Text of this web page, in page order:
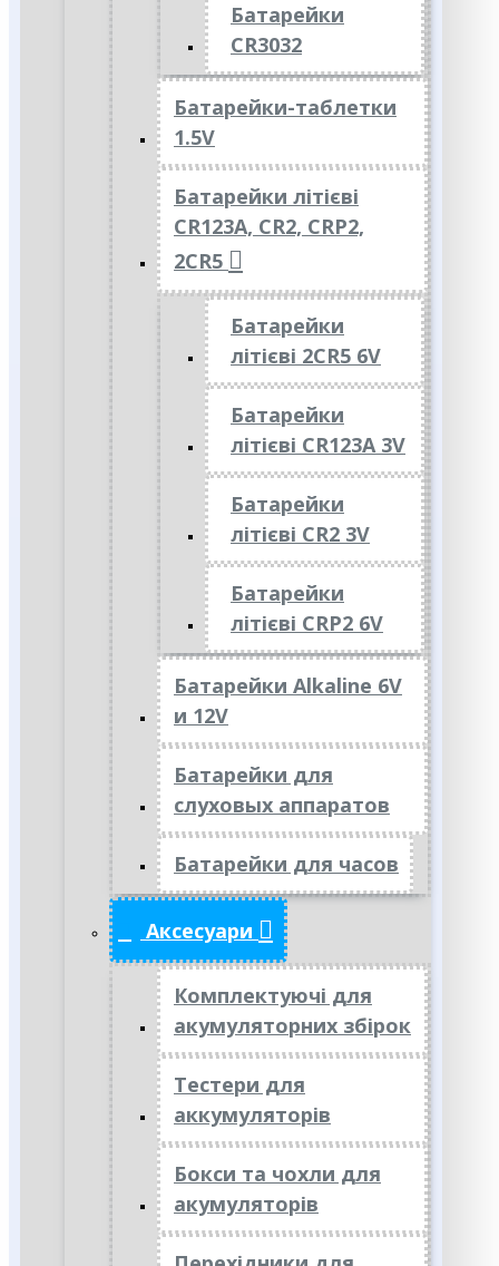
Батарейки
CR3032
Батарейки-таблетки
1.5V
Батарейки літієві
CR123A, CR2, CRP2,
2CR5
Батарейки
літієві 2CR5 6V
Батарейки
літієві CR123A 3V
Батарейки
літієві CR2 3V
Батарейки
літієві CRP2 6V
Батарейки Alkaline 6V
и 12V
Батарейки для
слуховых аппаратов
Батарейки для часов
Аксесуари
Комплектуючі для
акумуляторних збірок
Тестери для
аккумуляторів
Бокси та чохли для
акумуляторів